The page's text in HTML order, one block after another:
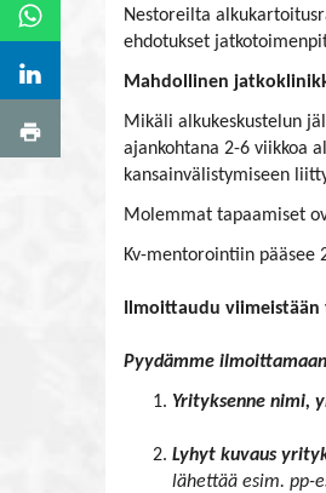
Nestoreilta
ehdotukset
Mahdollinen
Mikäli alkukeskustelun
ajankohtana 2-6 viikkoa
kansainvälistymiseen
Molemmat tapaamiset
Kv-mentorointiin
Ilmoittaudu viimeistään
Pyydämme
Yrityksenne nimi,
Lyhyt kuvaus
lähettää esim. pp-